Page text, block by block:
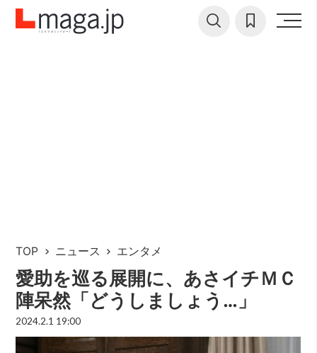
TOP ニュース エンタメ
愛助を巡る展開に、あさイチＭＣ
陣呆然「どうしましょう…」
2024.2.1 19:00